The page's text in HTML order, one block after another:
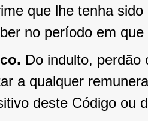
que lhe tenha
no período em
Do indulto, perdão
a qualquer
deste Código ou